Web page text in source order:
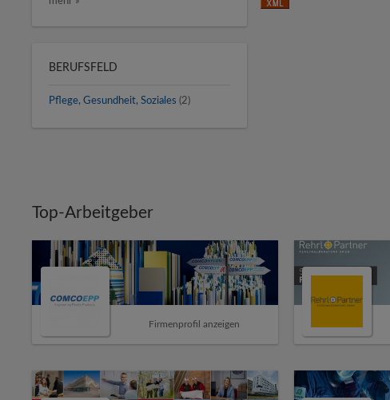
BERUFSFELD
Pflege, Gesundheit, Soziales (2)
Top-Arbeitgeber
Firmenprofil anzeigen